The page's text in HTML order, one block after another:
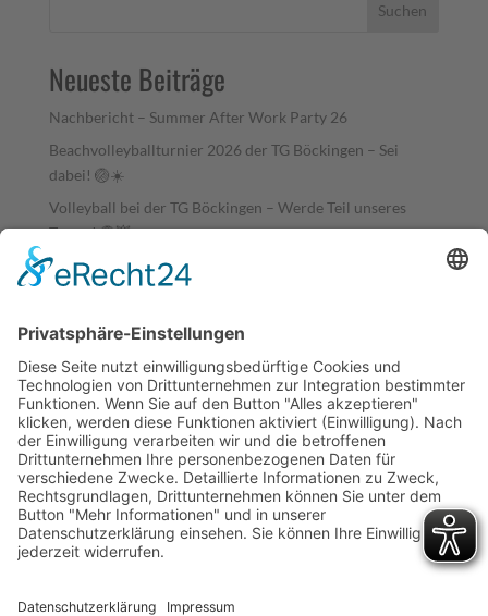
Suchen
Neueste Beiträge
Nachbericht – Summer After Work Party 26
Beachvolleyballturnier 2026 der TG Böckingen – Sei
dabei! 🏐☀️
Volleyball bei der TG Böckingen – Werde Teil unseres
Teams! 🏐💥
Community Run im Sportpark 18-90 – Gemeinsam statt
alleine laufen! 🏃‍♂️💚
Tischtennis Vereinsmeisterschaften der Aktiven 2026
Cookie-Einstellungen